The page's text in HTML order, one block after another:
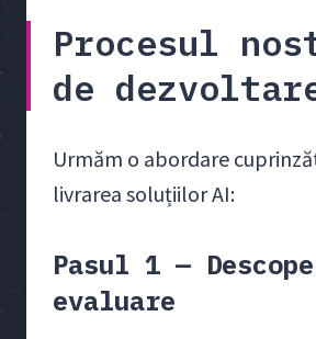
Procesul
de
Urmăm o abordare
livrarea soluțiilor AI:
Pasul 1 —
evaluare